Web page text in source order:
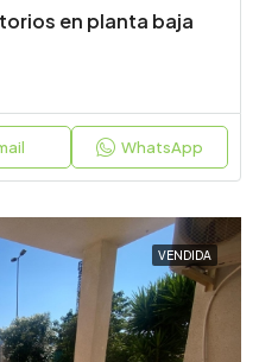
en planta baja
WhatsApp
VENDIDA